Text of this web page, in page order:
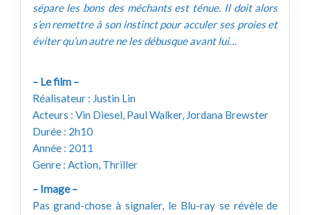
sépare les bons des méchants est ténue. Il doit alors
s’en remettre à son instinct pour acculer ses proies et
éviter qu’un autre ne les débusque avant lui…
– Le film –
Réalisateur : Justin Lin
Acteurs : Vin Diesel, Paul Walker, Jordana Brewster
Durée : 2h10
Année : 2011
Genre : Action, Thriller
– Image –
Pas grand-chose à signaler, le Blu-ray se révèle de